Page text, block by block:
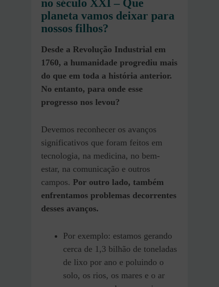
no século XXI – Que
planeta vamos deixar para
nossos filhos?
Desde a Revolução Industrial em
1760, a humanidade progrediu mais
do que em toda a história anterior.
No entanto, para onde esse
progresso nos levou?
Devemos reconhecer os avanços
significativos que foram feitos em
tecnologia, na medicina, no bem-
estar, na comunicação e outros
campos. Por outro lado, também
enfrentamos problemas decorrentes
desses avanços.
Por exemplo: estamos gerando
cerca de 1,3 bilhão de toneladas
de lixo por ano e poluindo o
solo, os rios, os mares e o ar